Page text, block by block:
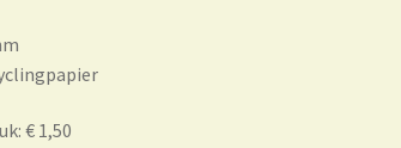
€ 1,50